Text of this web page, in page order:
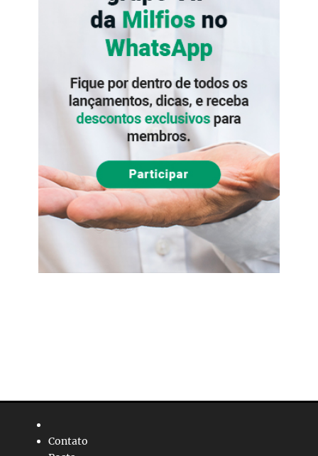
Contato